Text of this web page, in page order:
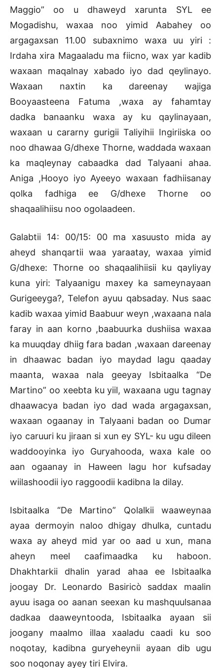
Maggio” oo u dhaweyd xarunta SYL ee
Mogadishu, waxaa noo yimid Aabahey oo
argagaxsan 11.00 subaxnimo waxa uu yiri :
Irdaha xira Magaaladu ma fiicno, wax yar kadib
waxaan maqalnay xabado iyo dad qeylinayo.
Waxaan naxtin ka dareenay wajiga
Booyaasteena Fatuma ,waxa ay fahamtay
dadka banaanku waxa ay ku qaylinayaan,
waxaan u cararny gurigii Taliyihii Ingiriiska oo
noo dhawaa G/dhexe Thorne, waddada waxaan
ka maqleynay cabaadka dad Talyaani ahaa.
Aniga ,Hooyo iyo Ayeeyo waxaan fadhiisanay
qolka fadhiga ee G/dhexe Thorne oo
shaqaalihiisu noo ogolaadeen.
Galabtii 14: 00/15: 00 ma xasuusto mida ay
aheyd shanqartii waa yaraatay, waxaa yimid
G/dhexe: Thorne oo shaqaalihiisii ku qayliyay
kuna yiri: Talyaanigu maxey ka sameynayaan
Gurigeeyga?, Telefon ayuu qabsaday. Nus saac
kadib waxaa yimid Baabuur weyn ,waxaana nala
faray in aan korno ,baabuurka dushiisa waxaa
ka muuqday dhiig fara badan ,waxaan dareenay
in dhaawac badan iyo maydad lagu qaaday
maanta, waxaa nala geeyay Isbitaalka “De
Martino” oo xeebta ku yiil, waxaana ugu tagnay
dhaawacya badan iyo dad wada argagaxsan,
waxaan ogaanay in Talyaani badan oo Dumar
iyo caruuri ku jiraan si xun ey SYL- ku ugu dileen
waddooyinka iyo Guryahooda, waxa kale oo
aan ogaanay in Haween lagu hor kufsaday
wiilashoodii iyo raggoodii kadibna la dilay.
Isbitaalka “De Martino” Qolalkii waaweynaa
ayaa dermoyin naloo dhigay dhulka, cuntadu
waxa ay aheyd mid yar oo aad u xun, mana
aheyn meel caafimaadka ku haboon.
Dhakhtarkii dhalin yarad ahaa ee Isbitaalka
joogay Dr. Leonardo Basiricò saddax maalin
ayuu isaga oo aanan seexan ku mashquulsanaa
dadkaa daaweyntooda, Isbitaalka ayaan sii
joogany maalmo illaa xaaladu caadi ku soo
noqotay, kadibna guryeheynii ayaan dib ugu
soo noqonay ayey tiri Elvira.